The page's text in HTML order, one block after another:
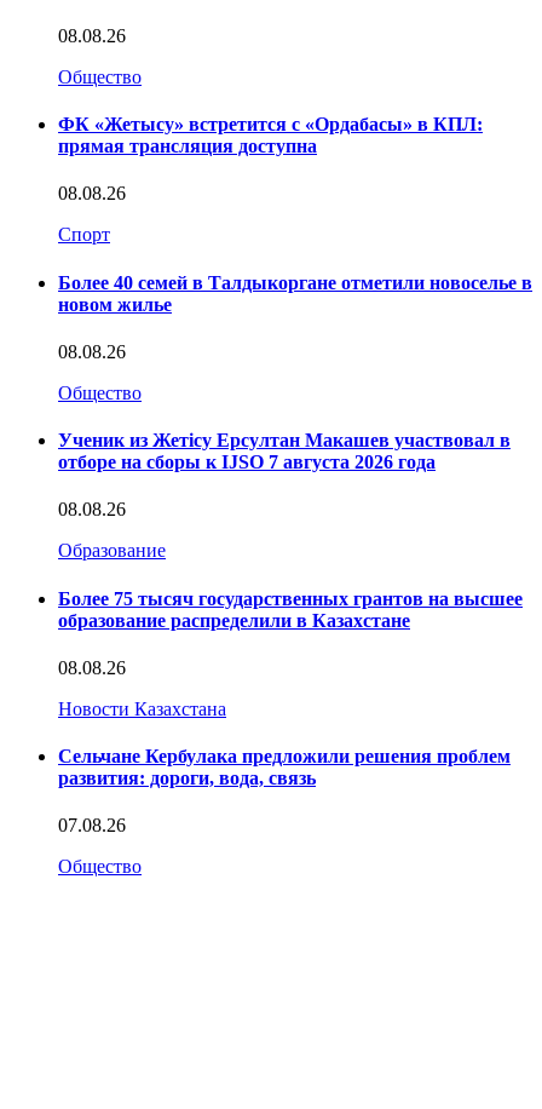
08.08.26
Общество
ФК «Жетысу» встретится с «Ордабасы» в КПЛ:
прямая трансляция доступна
08.08.26
Спорт
Более 40 семей в Талдыкоргане отметили новоселье в
новом жилье
08.08.26
Общество
Ученик из Жетісу Ерсултан Макашев участвовал в
отборе на сборы к IJSO 7 августа 2026 года
08.08.26
Образование
Более 75 тысяч государственных грантов на высшее
образование распределили в Казахстане
08.08.26
Новости Казахстана
Сельчане Кербулака предложили решения проблем
развития: дороги, вода, связь
07.08.26
Общество